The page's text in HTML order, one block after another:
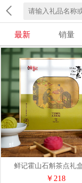
最新 销量
鲜记霍山石斛茶点礼
￥218